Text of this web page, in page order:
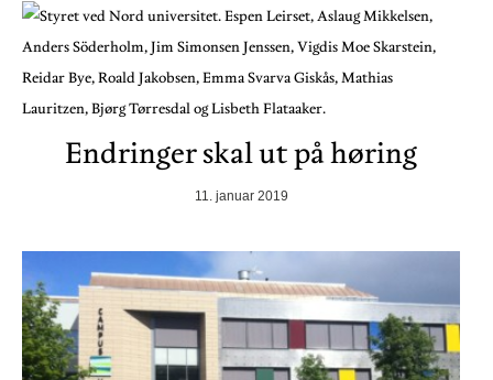
Endringer skal ut på høring
11. januar 2019